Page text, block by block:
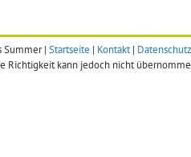
Summer | Startseite | Kontakt| Datenschutz
Richtigkeit kann jedoch nicht